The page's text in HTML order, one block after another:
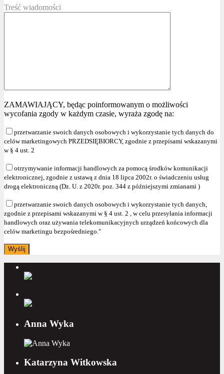
Treść wiadomości
ZAMAWIAJĄCY, będąc poinformowanym o możliwości
wycofania zgody w każdym czasie, wyraża zgodę na:
przetwarzanie swoich danych osobowych i wykorzystanie tych danych do
celów marketingowych PRZEDSIĘBIORCY, zgodnie z przepisami wskazanymi
w § 4 ust. 2
otrzymywanie informacji handlowych za pomocą środków komunikacji
elektronicznej, zgodnie z ustawą z dnia 18 lipca 2002r. o świadczeniu usług
drogą elektroniczną (Dz. U. z 2020r. poz. 344 z późniejszymi zmianami )
przetwarzanie swoich danych osobowych i wykorzystanie tych danych,
zgodnie z przepisami wskazanymi w § 4 ust. 2 , w celu przesyłania informacji
handlowych oraz używania telekomunikacyjnych urządzeń końcowych dla
celów marketingu bezpośredniego."
Anna Wyka
Katarzyna Witkowska